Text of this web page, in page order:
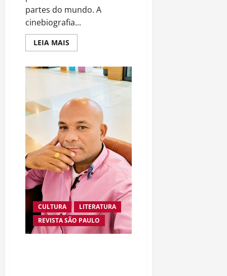
partes do mundo. A
cinebiografia...
LEIA MAISRead
more
faz
história
trajetória
do
do
Pop
em
fenômeno
mundial
nos
cinemas
CULTURA
LITERATURA
REVISTA SÃO PAULO